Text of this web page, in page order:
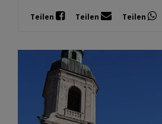
Teilen Teilen Teilen